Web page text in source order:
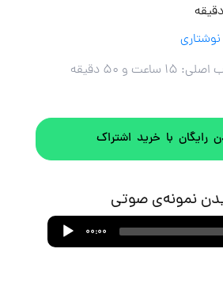
اصلی: ۱۵ ساعت و ۵۰ دقیقه
رایگان با خرید اشتراک
نمونه‌ی صوتی
Audio
Player
00:00